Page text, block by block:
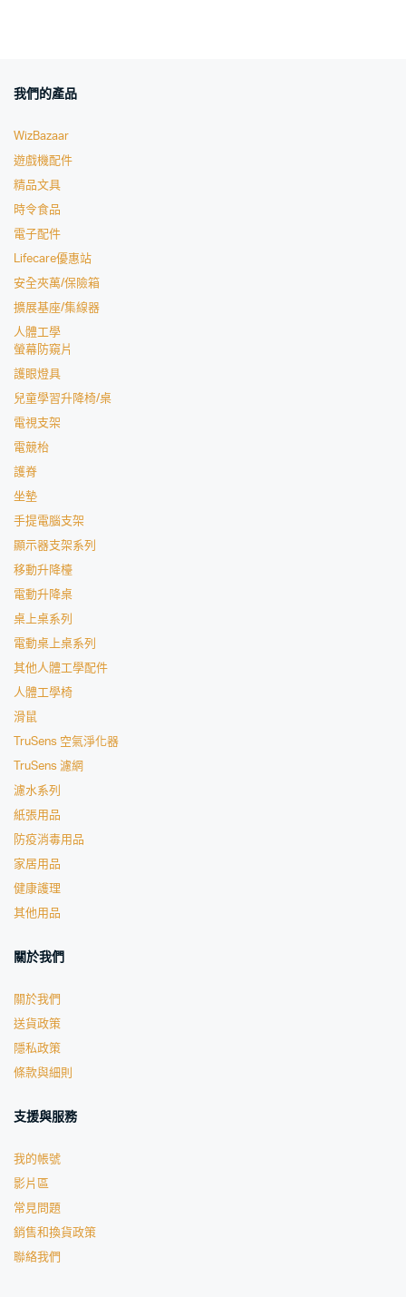
我們的產品
WizBazaar
遊戲機配件
精品文具
時令食品
電子配件
Lifecare優惠站
安全夾萬/保險箱
擴展基座/集線器
人體工學
螢幕防窺片
護眼燈具
兒童學習升降椅/桌
電視支架
電競枱
護脊
坐墊
手提電腦支架
顯示器支架系列
移動升降檯
電動升降桌
桌上桌系列
電動桌上桌系列
其他人體工學配件
人體工學椅
滑鼠
TruSens 空氣淨化器
TruSens 濾網
濾水系列
紙張用品
防疫消毒用品
家居用品
健康護理
其他用品
關於我們
關於我們
送貨政策
隱私政策
條款與細則
支援與服務
我的帳號
影片區
常見問題
銷售和換貨政策
聯絡我們